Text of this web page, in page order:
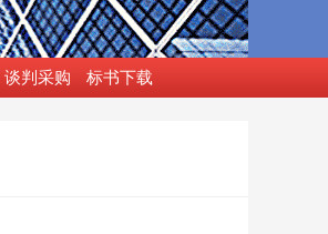
谈判采购 标书下载